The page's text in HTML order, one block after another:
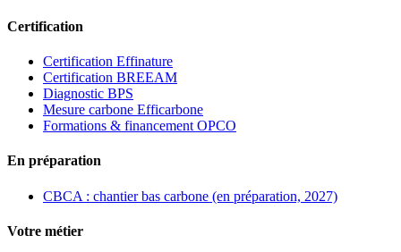
Certification
Certification Effinature
Certification BREEAM
Diagnostic BPS
Mesure carbone Efficarbone
Formations & financement OPCO
En préparation
CBCA : chantier bas carbone (en préparation, 2027)
Votre métier